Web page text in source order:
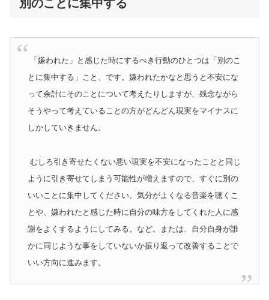
別のことに集中する
「嫌われた」と感じた時にするべき行動のひとつは「別のこ
とに集中する」こと、です。嫌われたかなと思うと不安にな
って余計にそのことについて考えたりしますが、残念ながら
そうやって考えていることの方がどんどん現実をマイナスに
しかしていきません。
むしろ引き寄せたくない悪い現実を不安になったことと同じ
ように引き寄せてしまう可能性が増えますので、すぐに別の
いいことに集中してください。気分がよくなる音楽を聴くこ
とや、嫌われたと感じた時に自分の味方をしてくれた人に感
謝をよくするようにしてみる。など。または、自分自身が誰
かに同じような事をしていないか振り返って改善することで
いい方向に進みます。